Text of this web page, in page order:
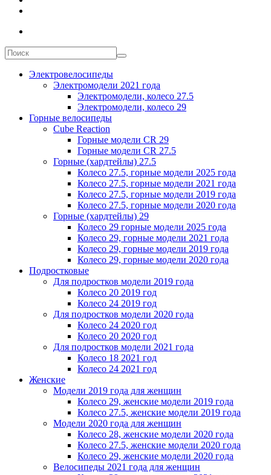
Электровелосипеды
Электромодели 2021 года
Электромодели, колесо 27.5
Электромодели, колесо 29
Горные велосипеды
Cube Reaction
Горные модели CR 29
Горные модели CR 27.5
Горные (хардтейлы) 27.5
Колесо 27.5, горные модели 2025 года
Колесо 27.5, горные модели 2021 года
Колесо 27.5, горные модели 2019 года
Колесо 27.5, горные модели 2020 года
Горные (хардтейлы) 29
Колесо 29 горные модели 2025 года
Колесо 29, горные модели 2021 года
Колесо 29, горные модели 2019 года
Колесо 29, горные модели 2020 года
Подростковые
Для подростков модели 2019 года
Колесо 20 2019 год
Колесо 24 2019 год
Для подростков модели 2020 года
Колесо 24 2020 год
Колесо 20 2020 год
Для подростков модели 2021 года
Колесо 18 2021 год
Колесо 24 2021 год
Женскиe
Модели 2019 года для женщин
Колесо 29, женские модели 2019 года
Колесо 27.5, женские модели 2019 года
Модели 2020 года для женщин
Колесо 28, женские модели 2020 года
Колесо 27.5, женские модели 2020 года
Колесо 29, женские модели 2020 года
Велосипеды 2021 года для женщин